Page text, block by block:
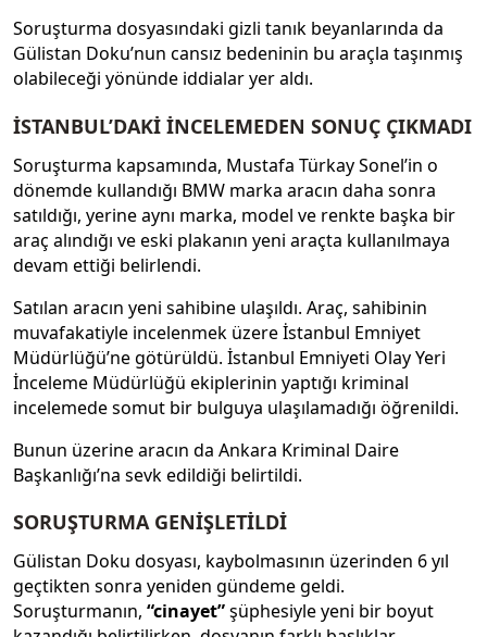
Soruşturma dosyasındaki gizli tanık beyanlarında da
Gülistan Doku’nun cansız bedeninin bu araçla taşınmış
olabileceği yönünde iddialar yer aldı.
İSTANBUL’DAKİ İNCELEMEDEN SONUÇ ÇIKMADI
Soruşturma kapsamında, Mustafa Türkay Sonel’in o
dönemde kullandığı BMW marka aracın daha sonra
satıldığı, yerine aynı marka, model ve renkte başka bir
araç alındığı ve eski plakanın yeni araçta kullanılmaya
devam ettiği belirlendi.
Satılan aracın yeni sahibine ulaşıldı. Araç, sahibinin
muvafakatiyle incelenmek üzere İstanbul Emniyet
Müdürlüğü’ne götürüldü. İstanbul Emniyeti Olay Yeri
İnceleme Müdürlüğü ekiplerinin yaptığı kriminal
incelemede somut bir bulguya ulaşılamadığı öğrenildi.
Bunun üzerine aracın da Ankara Kriminal Daire
Başkanlığı’na sevk edildiği belirtildi.
SORUŞTURMA GENİŞLETİLDİ
Gülistan Doku dosyası, kaybolmasının üzerinden 6 yıl
geçtikten sonra yeniden gündeme geldi.
Soruşturmanın, “cinayet”şüphesiyle yeni bir boyut